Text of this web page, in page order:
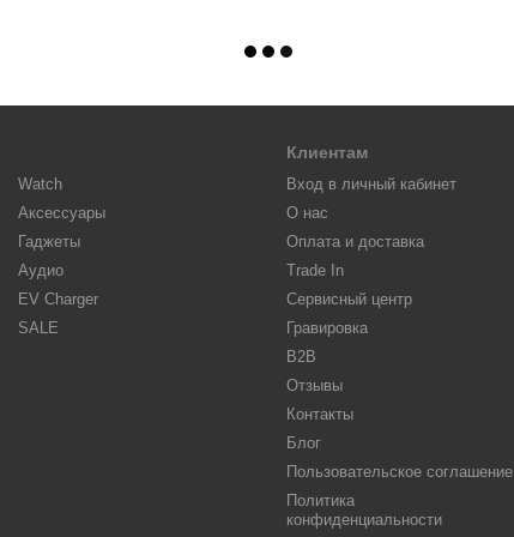
Watch
Аксессуары
Гаджеты
Аудио
EV Charger
SALE
Клиентам
Вход в личный кабинет
О нас
Оплата и доставка
Trade In
Сервисный центр
Гравировка
B2B
Отзывы
Контакты
Блог
Пользовательское соглашение
Политика
конфиденциальности